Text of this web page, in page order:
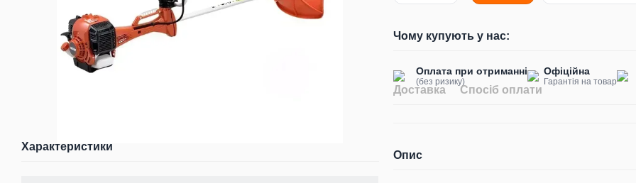
Характеристики
Чому купують у нас:
Оплата при отриманні
(без ризику)
Офіційна
Гарантія на товар
Доставка Спосіб оплати
Опис